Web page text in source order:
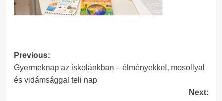
Post
navigation
Previous:
Gyermeknap az iskolánkban – élményekkel, mosollyal
és vidámsággal teli nap
Next: